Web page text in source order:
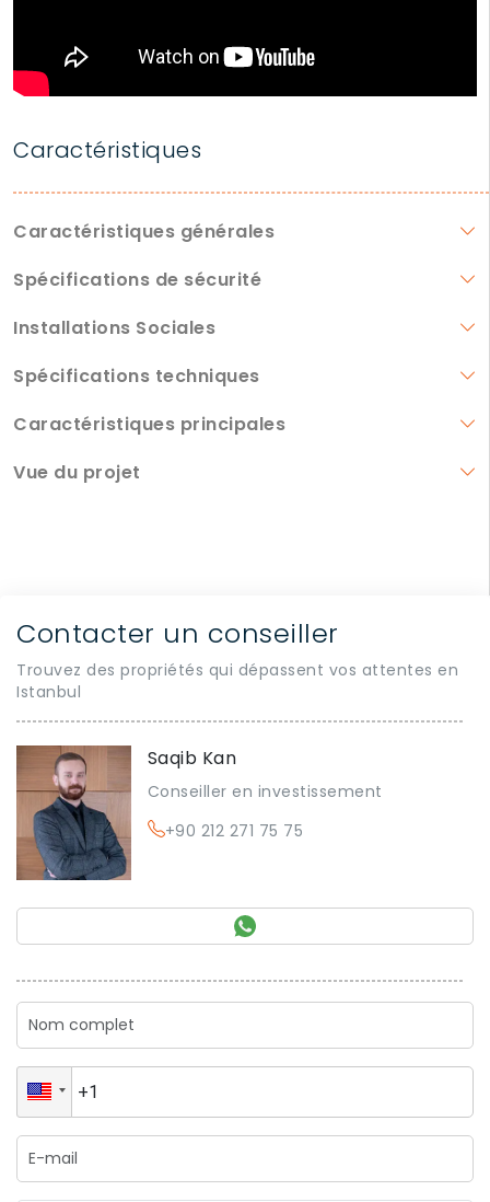
Caractéristiques
Caractéristiques générales
Spécifications de sécurité
Installations Sociales
Spécifications techniques
Caractéristiques principales
Vue du projet
Contacter un conseiller
Trouvez des propriétés qui dépassent vos attentes en
Istanbul
Saqib Kan
Conseiller en investissement
+90 212 271 75 75